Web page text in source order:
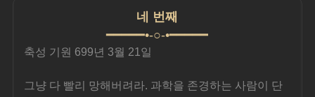
네 번째
━━━━━•-○-•━━━━━
축성 기원 699년 3월 21일
그냥 다 빨리 망해버려라. 과학을 존경하는 사람이 단